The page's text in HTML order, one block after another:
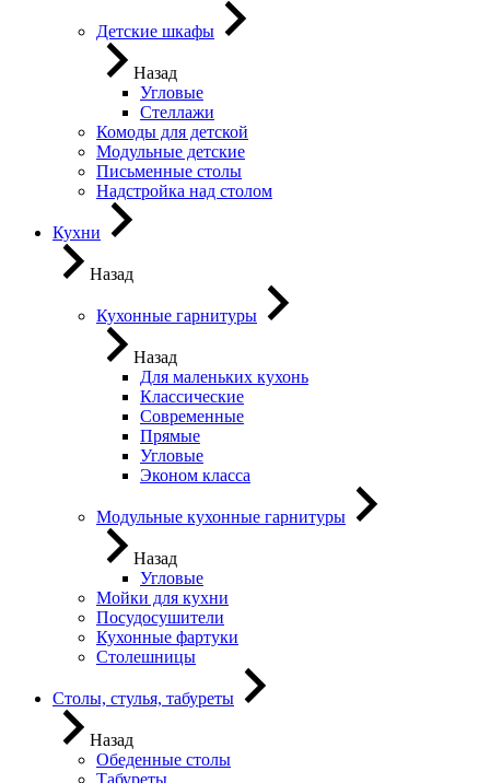
Детские шкафы
Назад
Угловые
Стеллажи
Комоды для детской
Модульные детские
Письменные столы
Надстройка над столом
Кухни
Назад
Кухонные гарнитуры
Назад
Для маленьких кухонь
Классические
Современные
Прямые
Угловые
Эконом класса
Модульные кухонные гарнитуры
Назад
Угловые
Мойки для кухни
Посудосушители
Кухонные фартуки
Столешницы
Столы, стулья, табуреты
Назад
Обеденные столы
Табуреты